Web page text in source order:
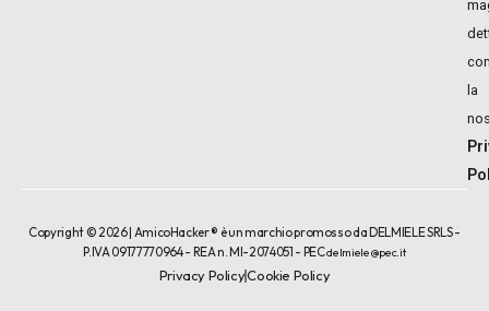
la
Copyright © 2026 | AmicoHacker ® è un marchio promosso da DELMIELE SRLS -
P.IVA 09177770964 - REA n. MI-2074051 - PECdelmiele@pec.it
Privacy PolicyCookie Policy